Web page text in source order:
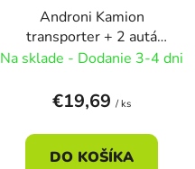
Androni Kamion
transporter + 2 autá
53cm - stavebné stroje
Na sklade - Dodanie 3-4 dni
€19,69 / ks
DO KOŠÍKA